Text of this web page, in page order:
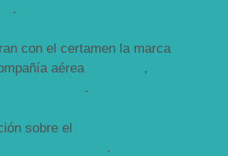
.
con el certamen la marca
aérea ,
.
sobre el
.